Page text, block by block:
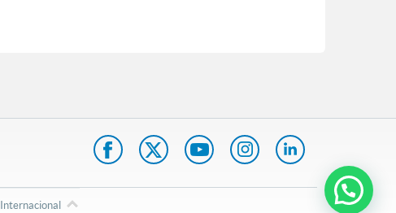
Internacional